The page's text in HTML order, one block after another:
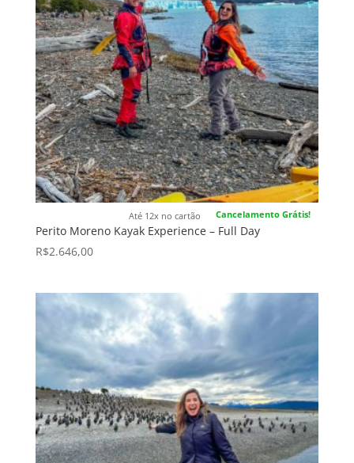
Até 12x no cartão Cancelamento Grátis!
Perito Moreno Kayak Experience – Full Day
R$2.646,00